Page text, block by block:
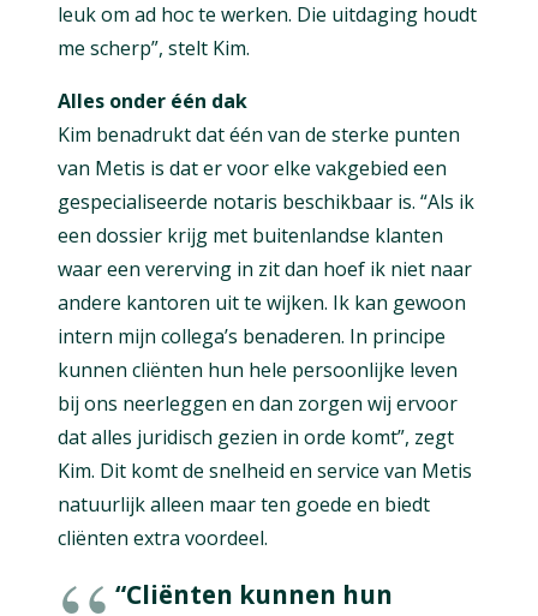
leuk om ad hoc te werken. Die uitdaging houdt
me scherp”, stelt Kim.
Alles onder één dak
Kim benadrukt dat één van de sterke punten
van Metis is dat er voor elke vakgebied een
gespecialiseerde notaris beschikbaar is. “Als ik
een dossier krijg met buitenlandse klanten
waar een vererving in zit dan hoef ik niet naar
andere kantoren uit te wijken. Ik kan gewoon
intern mijn collega’s benaderen. In principe
kunnen cliënten hun hele persoonlijke leven
bij ons neerleggen en dan zorgen wij ervoor
dat alles juridisch gezien in orde komt”, zegt
Kim. Dit komt de snelheid en service van Metis
natuurlijk alleen maar ten goede en biedt
cliënten extra voordeel.
“Cliënten kunnen hun